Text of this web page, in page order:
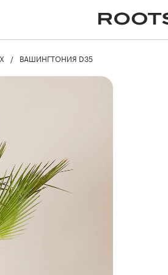
растений
Ампельные
ВАШИНГТОНИЯ D35